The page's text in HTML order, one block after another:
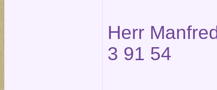
Herr
3 91 54